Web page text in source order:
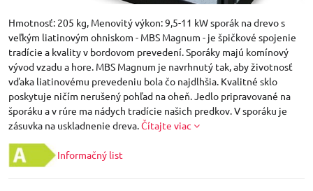
Hmotnosť: 205 kg, Menovitý výkon: 9,5-11 kW sporák na drevo s
veľkým liatinovým ohniskom - MBS Magnum - je špičkové spojenie
tradície a kvality v bordovom prevedení. Sporáky majú komínový
vývod vzadu a hore. MBS Magnum je navrhnutý tak, aby životnosť
vďaka liatinovému prevedeniu bola čo najdlhšia. Kvalitné sklo
poskytuje ničím nerušený pohľad na oheň. Jedlo pripravované na
šporáku a v rúre ma nádych tradície našich predkov. V sporáku je
zásuvka na uskladnenie dreva.Čítajte viac
Informačný list